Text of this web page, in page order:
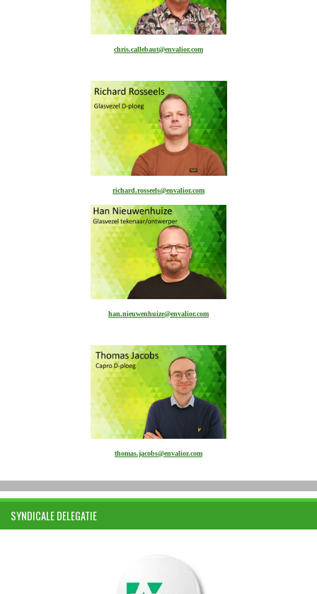
chris.callebaut@envalior.com
richard.rosseels@envalior.com
han.nieuwenhuize@envalior.com
thomas.jacobs@envalior.com
SYNDICALE DELEGATIE